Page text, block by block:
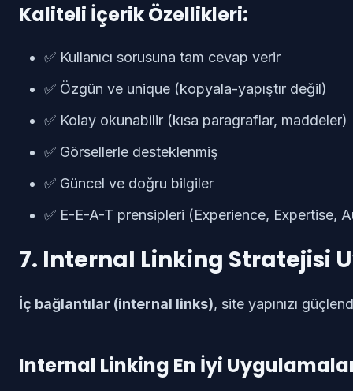
Kaliteli İçerik Özellikleri:
✅ Kullanıcı sorusuna tam cevap verir
✅ Özgün ve unique (kopyala-yapıştır değil)
✅ Kolay okunabilir (kısa paragraflar, maddeler)
✅ Görsellerle desteklenmiş
✅ Güncel ve doğru bilgiler
✅ E-E-A-T prensipleri (Experience, Expertise,
7. Internal Linking Stratejisi
İç bağlantılar (internal links), site yapınızı
Internal Linking En İyi